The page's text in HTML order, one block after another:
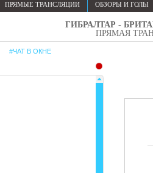
ПРЯМЫЕ ТРАНСЛЯЦИИ ОБЗОРЫ И ГОЛЫ
ГИБРАЛТАР -
ПРЯМАЯ
#ЧАТ В ОКНЕ